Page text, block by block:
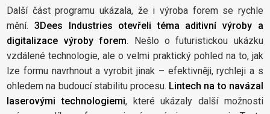
Další část programu ukázala, že i výroba forem se rychle
mění. 3Dees Industries otevřeli téma aditivní výroby a
digitalizace výroby forem. Nešlo o futuristickou ukázku
vzdálené technologie, ale o velmi praktický pohled na to, jak
lze formu navrhnout a vyrobit jinak – efektivněji, rychleji a s
ohledem na budoucí stabilitu procesu. Lintech na to navázal
laserovými technologiemi, které ukázaly další možnosti